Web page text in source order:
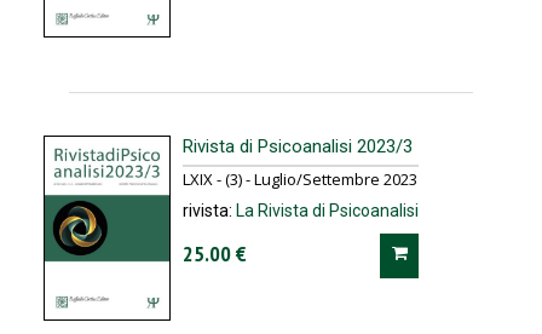
Rivista di Psicoanalisi 2023/3
LXIX - (3) - Luglio/Settembre 2023
rivista: La Rivista di Psicoanalisi
25.00 €